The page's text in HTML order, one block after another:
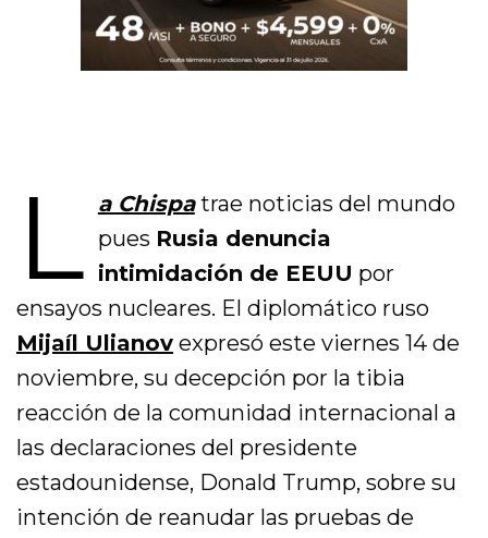
L a Chispatrae noticias del mundo
pues Rusia denuncia
intimidación de EEUU por
ensayos nucleares. El diplomático ruso
Mijaíl Ulianov expresó este viernes 14 de
noviembre, su decepción por la tibia
reacción de la comunidad internacional a
las declaraciones del presidente
estadounidense, Donald Trump, sobre su
intención de reanudar las pruebas de